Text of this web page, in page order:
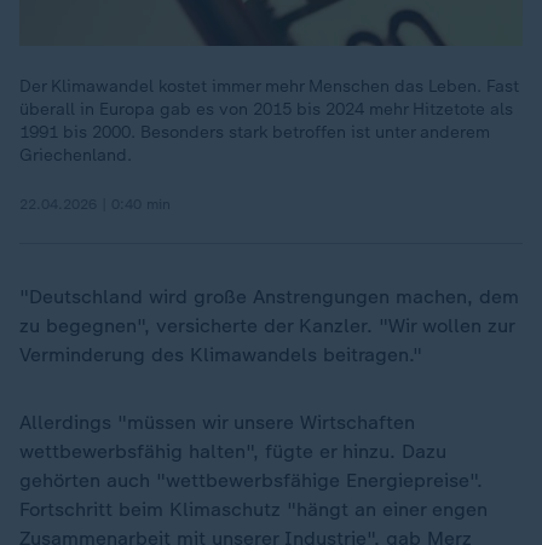
Der Klimawandel kostet immer mehr Menschen das Leben. Fast
überall in Europa gab es von 2015 bis 2024 mehr Hitzetote als
1991 bis 2000. Besonders stark betroffen ist unter anderem
Griechenland.
"Deutschland wird große Anstrengungen machen, dem
zu begegnen", versicherte der Kanzler. "Wir wollen zur
Verminderung des Klimawandels beitragen."
Allerdings "müssen wir unsere Wirtschaften
wettbewerbsfähig halten", fügte er hinzu. Dazu
gehörten auch "wettbewerbsfähige Energiepreise".
Fortschritt beim Klimaschutz "hängt an einer engen
Zusammenarbeit mit unserer Industrie", gab Merz